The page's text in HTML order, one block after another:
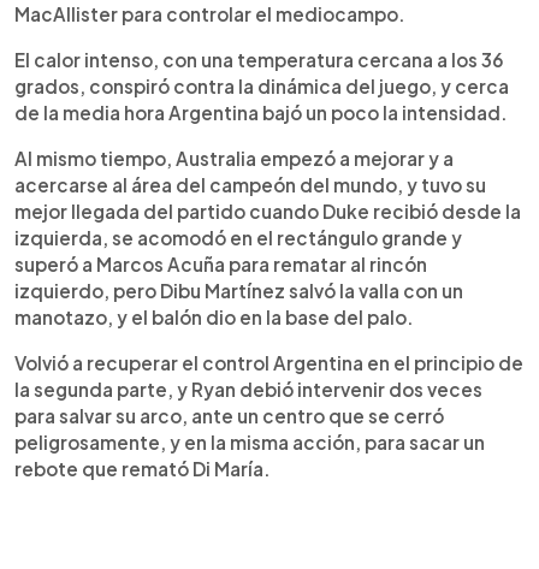
MacAllister para controlar el mediocampo.
El calor intenso, con una temperatura cercana a los 36
grados, conspiró contra la dinámica del juego, y cerca
de la media hora Argentina bajó un poco la intensidad.
Al mismo tiempo, Australia empezó a mejorar y a
acercarse al área del campeón del mundo, y tuvo su
mejor llegada del partido cuando Duke recibió desde la
izquierda, se acomodó en el rectángulo grande y
superó a Marcos Acuña para rematar al rincón
izquierdo, pero Dibu Martínez salvó la valla con un
manotazo, y el balón dio en la base del palo.
Volvió a recuperar el control Argentina en el principio de
la segunda parte, y Ryan debió intervenir dos veces
para salvar su arco, ante un centro que se cerró
peligrosamente, y en la misma acción, para sacar un
rebote que remató Di María.